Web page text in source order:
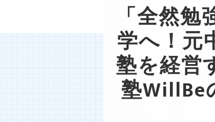
オ
オ
Youtube動画
「全然
学へ！元
塾を経営
塾WillBe